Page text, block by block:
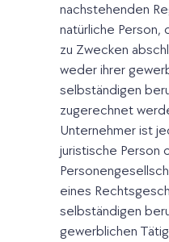
nachstehenden
natürliche Person,
zu Zwecken
weder ihrer
selbständigen
zugerechnet
Unternehmer ist
juristische Person
eines
selbständigen
gewerblichen